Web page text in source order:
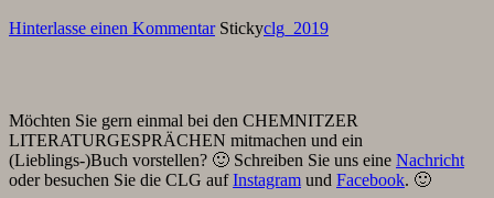
Hinterlasse einen Kommentar Stickyclg_2019
Möchten Sie gern einmal bei den CHEMNITZER
LITERATURGESPRÄCHEN mitmachen und ein
(Lieblings-)Buch vorstellen? 🙂 Schreiben Sie uns eine Nachricht
oder besuchen Sie die CLG aufInstagram und Facebook. 🙂